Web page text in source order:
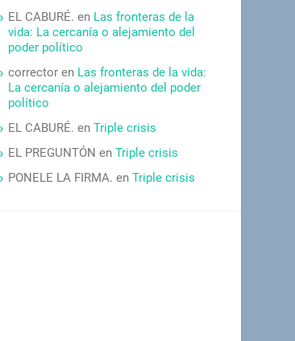
EL CABURÉ. en Las fronteras de la
vida: La cercanía o alejamiento del
poder político
corrector en Las fronteras de la vida:
La cercanía o alejamiento del poder
político
EL CABURÉ. enTriple crisis
EL PREGUNTÓN enTriple crisis
PONELE LA FIRMA. enTriple crisis